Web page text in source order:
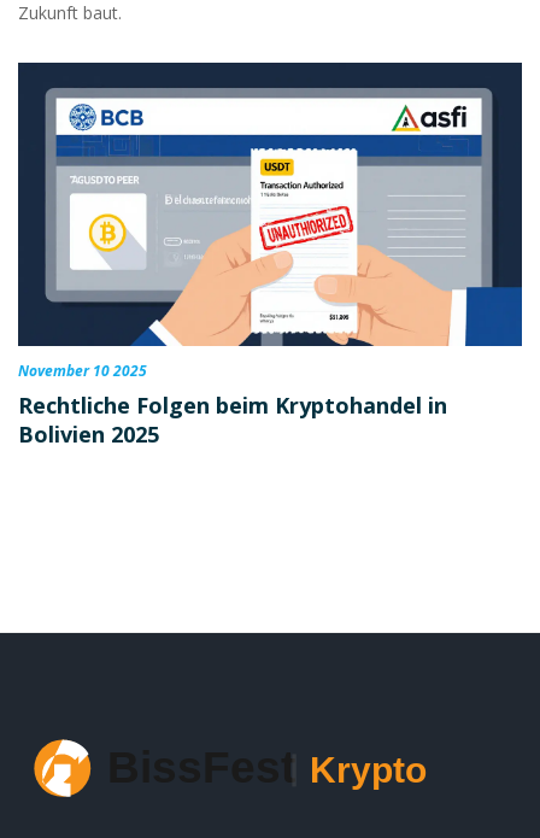
Zukunft baut.
November 10 2025
Rechtliche Folgen beim Kryptohandel in
Bolivien 2025